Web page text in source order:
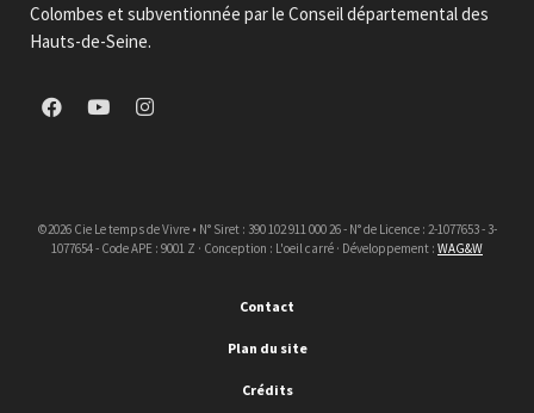
Colombes et subventionnée par le Conseil départemental des
Hauts-de-Seine.
©2026 Cie Le temps de Vivre • N° Siret : 390 102 911 000 26 - N° de Licence : 2-1077653 - 3-
1077654 - Code APE : 9001 Z · Conception : L'oeil carré · Développement : WAG&W
Contact
Plan du site
Crédits